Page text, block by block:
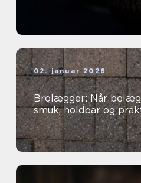
02. januar 2026
Brolægger: Når
smuk, holdbar og